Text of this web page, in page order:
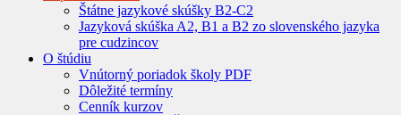
Štátne jazykové skúšky B2-C2
Jazyková skúška A2, B1 a B2 zo slovenského jazyka
pre cudzincov
O štúdiu
Vnútorný poriadok školy PDF
Dôležité termíny
Cenník kurzov